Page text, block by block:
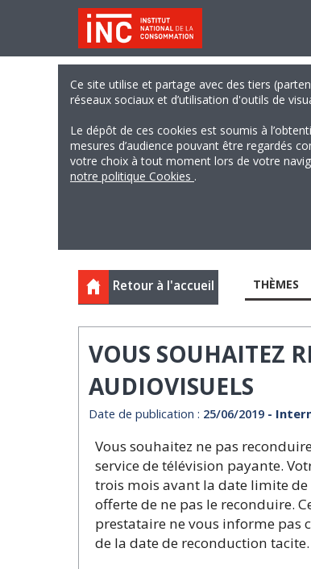
Ce site utilise et partage avec des tiers
réseaux sociaux et d’utilisation d'outils de
Le dépôt de ces cookies est soumis à
mesures d’audience pouvant être regardés
votre choix à tout moment lors de votre
notre politique Cookies .
Retour à l'accueil THÈMES
VOUS SOUHAITEZ
AUDIOVISUELS
Date de publication : 25/06/2019 -
Vous souhaitez ne pas
service de télévision payante.
trois mois avant la date limite
offerte de ne pas le reconduire.
prestataire ne vous informe pas
de la date de reconduction tacite.